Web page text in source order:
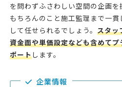
を問わずふさわしい空間の企画
もちろんのこと施工監理まで一
して任せられるでしょう。 スタッ
資金面や単価設定なども含めて
ポートします。
企業情報